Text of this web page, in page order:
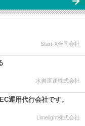
Start-X合同会社
水岩運送株式会社
運用代行会社です。
Limelight株式会社